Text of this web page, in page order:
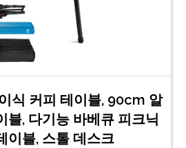
식 커피 테이블, 90cm 알
블, 다기능 바베큐 피크닉
이블, 스톨 데스크